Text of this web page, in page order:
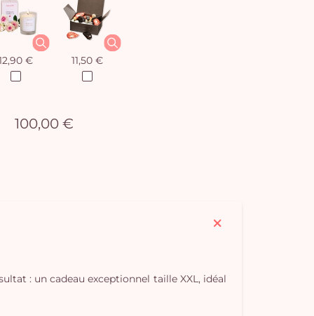
100,00 €
€ 11,50 €
: un cadeau exceptionnel taille XXL, idéal